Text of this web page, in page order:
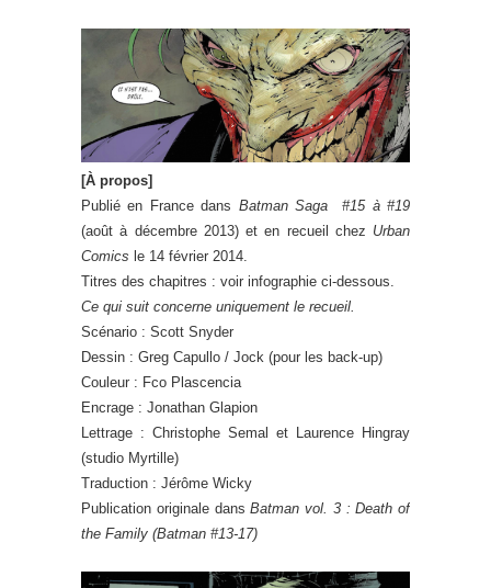
[À propos]
Publié en France dans Batman Saga #15 à #19
(août à décembre 2013) et en recueil chez Urban
Comics le 14 février 2014.
Titres des chapitres : voir infographie ci-dessous.
Ce qui suit concerne uniquement le recueil.
Scénario : Scott Snyder
Dessin : Greg Capullo / Jock (pour les back-up)
Couleur : Fco Plascencia
Encrage : Jonathan Glapion
Lettrage : Christophe Semal et Laurence Hingray
(studio Myrtille)
Traduction : Jérôme Wicky
Publication originale dansBatman vol. 3 : Death of
the Family (Batman #13-17)